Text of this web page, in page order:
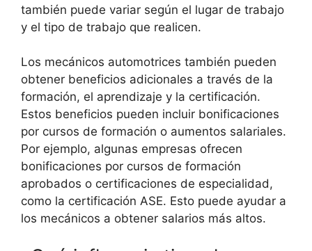
también puede variar según el lugar de trabajo
y el tipo de trabajo que realicen.
Los mecánicos automotrices también pueden
obtener beneficios adicionales a través de la
formación, el aprendizaje y la certificación.
Estos beneficios pueden incluir bonificaciones
por cursos de formación o aumentos salariales.
Por ejemplo, algunas empresas ofrecen
bonificaciones por cursos de formación
aprobados o certificaciones de especialidad,
como la certificación ASE. Esto puede ayudar a
los mecánicos a obtener salarios más altos.